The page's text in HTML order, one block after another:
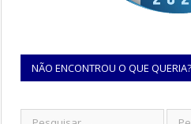
NÃO ENCONTROU O QUE QUERIA?